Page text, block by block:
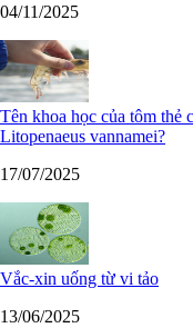
04/11/2025
Tên khoa học của tôm thẻ
Litopenaeus vannamei?
17/07/2025
Vắc-xin uống từ vi tảo
13/06/2025